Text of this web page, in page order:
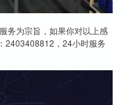
务为宗旨，如果你对以上感
2403408812，24小时服务